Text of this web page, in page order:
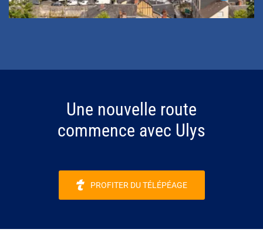
Une nouvelle route
commence avec Ulys
PROFITER DU TÉLÉPÉAGE